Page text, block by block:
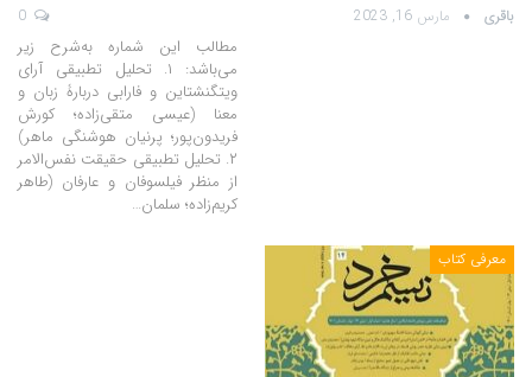
باقری مارس 16, 2023
مطالب این شماره به‌شرح زیر
می‌باشد: ۱. تحلیل تطبیقی آرای
ویتگنشتاین و فارابی دربارۀ زبان و
معنا (عیسی متقی‌زاده؛ کورش
فریدون‌پور؛ پرنیان هوشنگی ماهر)
۲. تحلیل تطبیقی حقیقت نفس‌الامر
از منظر فیلسوفان و عارفان (طاهر
کریم‌زاده؛ سلمان…
معرفی کتاب